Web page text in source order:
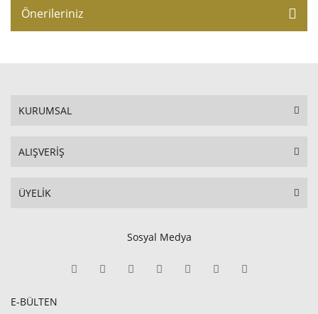
Önerileriniz
KURUMSAL
ALIŞVERİŞ
ÜYELİK
Sosyal Medya
E-BÜLTEN